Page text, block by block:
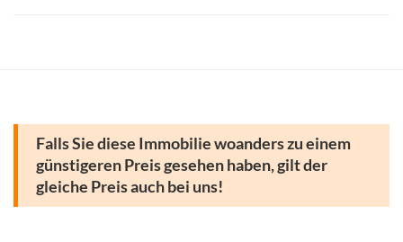
Falls Sie diese Immobilie woanders zu einem
günstigeren Preis gesehen haben, gilt der
gleiche Preis auch bei uns!